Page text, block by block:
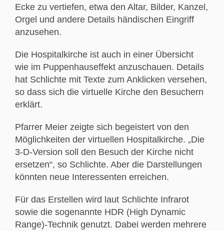
Ecke zu vertiefen, etwa den Altar, Bilder, Kanzel,
Orgel und andere Details händischen Eingriff
anzusehen.
Die Hospitalkirche ist auch in einer Übersicht
wie im Puppenhauseffekt anzuschauen. Details
hat Schlichte mit Texte zum Anklicken versehen,
so dass sich die virtuelle Kirche den Besuchern
erklärt.
Pfarrer Meier zeigte sich begeistert von den
Möglichkeiten der virtuellen Hospitalkirche. „Die
3-D-Version soll den Besuch der Kirche nicht
ersetzen“, so Schlichte. Aber die Darstellungen
könnten neue Interessenten erreichen.
Für das Erstellen wird laut Schlichte Infrarot
sowie die sogenannte HDR (High Dynamic
Range)-Technik genutzt. Dabei werden mehrere